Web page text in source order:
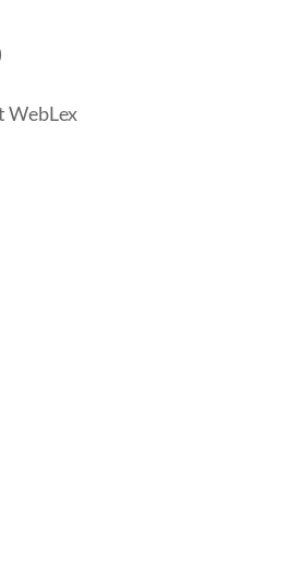
WebLex